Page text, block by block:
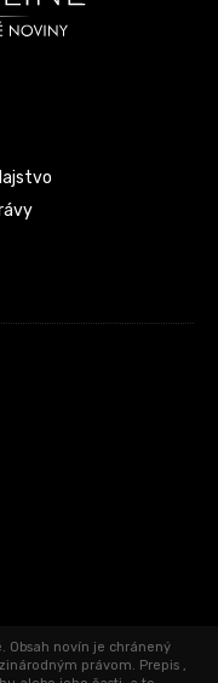
Obsah novín je chránený
právom. Prepis ,